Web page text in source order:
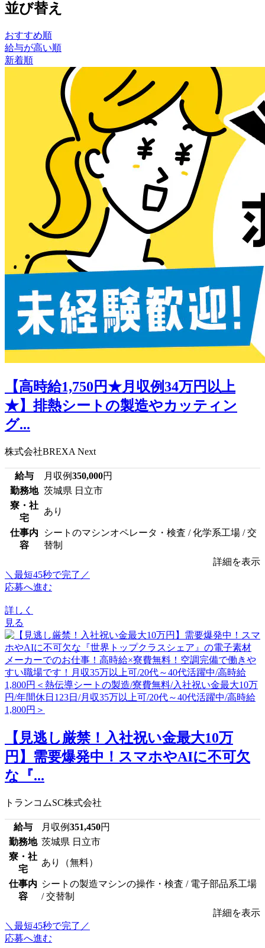
並び替え
おすすめ順
給与が高い順
新着順
【高時給1,750円★月収例34万円以上
★】排熱シートの製造やカッティン
グ...
株式会社BREXA Next
給与 月収例350,000円
勤務地 茨城県 日立市
寮・社
宅
あり
仕事内
容
シートのマシンオペレータ・検査 / 化学系工場 / 交
替制
詳細を表示
＼最短45秒で完了／
応募へ進む
詳しく
見る
【見逃し厳禁！入社祝い金最大10万
円】需要爆発中！スマホやAIに不可欠
な『...
トランコムSC株式会社
給与 月収例351,450円
勤務地 茨城県 日立市
寮・社
宅
あり（無料）
仕事内
容
シートの製造マシンの操作・検査 / 電子部品系工場
/ 交替制
詳細を表示
＼最短45秒で完了／
応募へ進む